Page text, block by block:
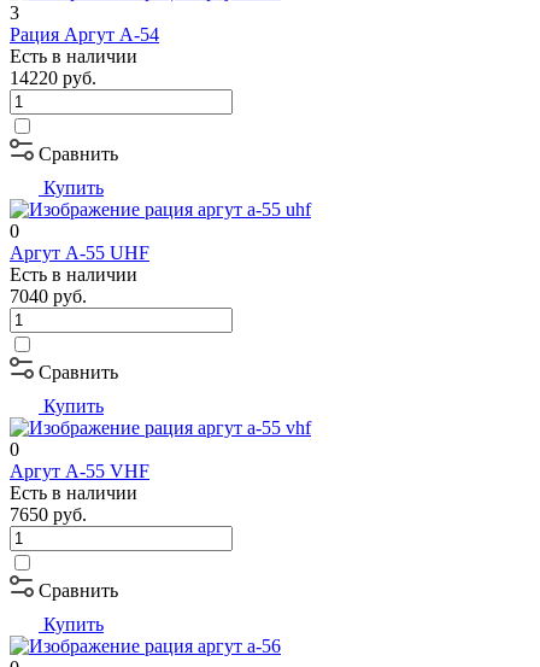
3
Рация Аргут А-54
Есть в наличии
14220 руб.
Сравнить
Купить
0
Аргут А-55 UHF
Есть в наличии
7040 руб.
Сравнить
Купить
0
Аргут А-55 VHF
Есть в наличии
7650 руб.
Сравнить
Купить